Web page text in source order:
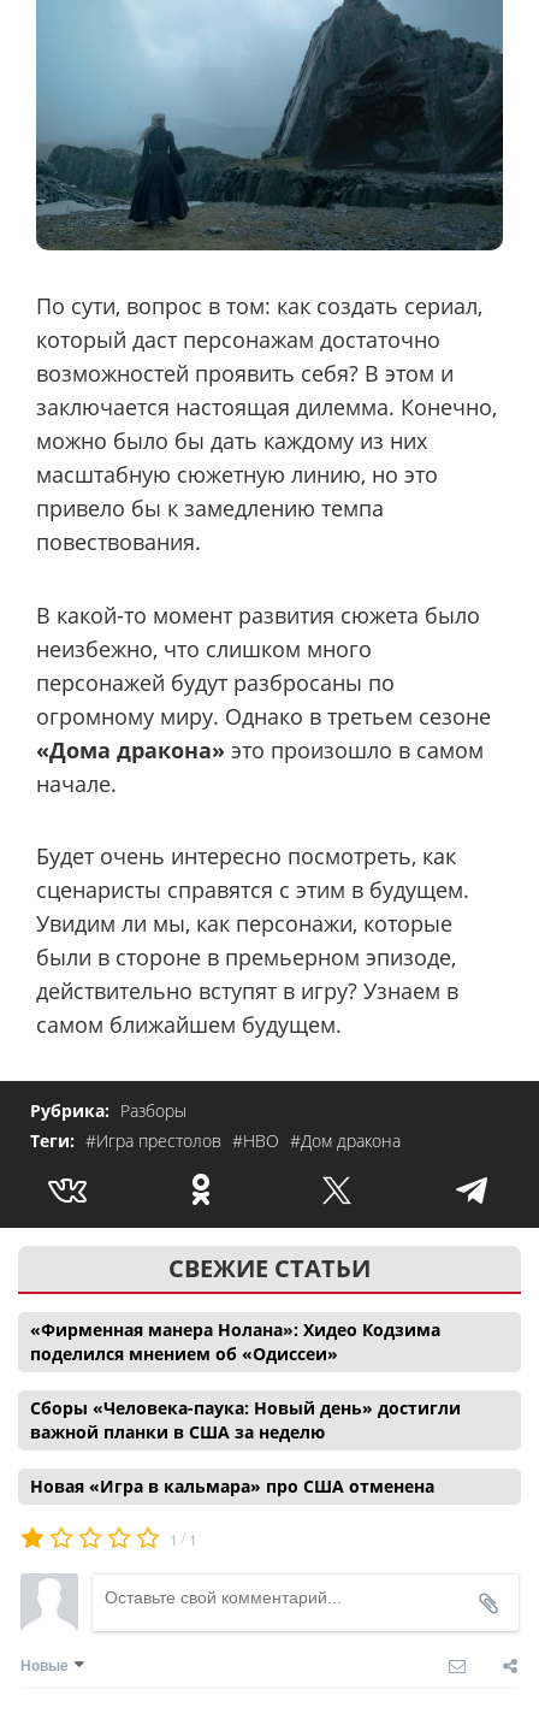
По сути, вопрос в том: как создать сериал,
который даст персонажам достаточно
возможностей проявить себя? В этом и
заключается настоящая дилемма. Конечно,
можно было бы дать каждому из них
масштабную сюжетную линию, но это
привело бы к замедлению темпа
повествования.
В какой-то момент развития сюжета было
неизбежно, что слишком много
персонажей будут разбросаны по
огромному миру. Однако в третьем сезоне
«Дома дракона» это произошло в самом
начале.
Будет очень интересно посмотреть, как
сценаристы справятся с этим в будущем.
Увидим ли мы, как персонажи, которые
были в стороне в премьерном эпизоде,
действительно вступят в игру? Узнаем в
самом ближайшем будущем.
Рубрика: Разборы
Теги: #Игра престолов #HBO #Дом дракона
СВЕЖИЕ СТАТЬИ
«Фирменная манера Нолана»: Хидео Кодзима
поделился мнением об «Одиссеи»
Сборы «Человека-паука: Новый день» достигли
важной планки в США за неделю
Новая «Игра в кальмара» про США отменена
1 / 1
Новые